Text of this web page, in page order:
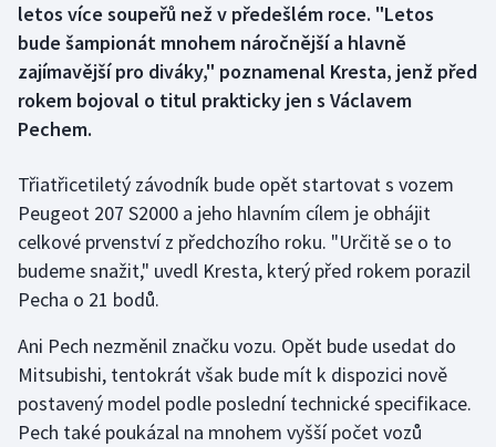
Futsal
Gymnastika
Házená
Jezdectví
Judo
Krasobruslení
Lezení
letos více soupeřů než v předešlém roce. "Letos
bude šampionát mnohem náročnější a hlavně
zajímavější pro diváky," poznamenal Kresta, jenž před
rokem bojoval o titul prakticky jen s Václavem
Pechem.
Třiatřicetiletý závodník bude opět startovat s vozem
Peugeot 207 S2000 a jeho hlavním cílem je obhájit
celkové prvenství z předchozího roku. "Určitě se o to
budeme snažit," uvedl Kresta, který před rokem porazil
Pecha o 21 bodů.
Ani Pech nezměnil značku vozu. Opět bude usedat do
Mitsubishi, tentokrát však bude mít k dispozici nově
postavený model podle poslední technické specifikace.
Pech také poukázal na mnohem vyšší počet vozů